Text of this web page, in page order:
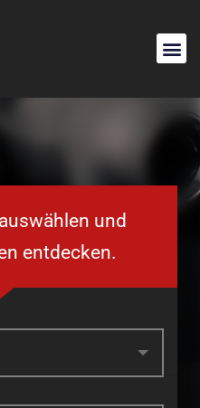
und
entdecken.